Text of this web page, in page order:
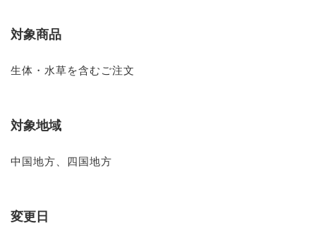
対象商品
生体・水草を含むご注文
対象地域
中国地方、四国地方
変更日